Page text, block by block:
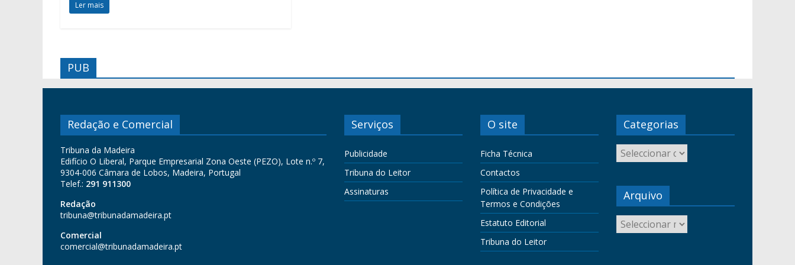
Ler mais
PUB
Redação e Comercial
Tribuna da Madeira
Edifício O Liberal, Parque Empresarial Zona Oeste (PEZO), Lote n.º 7,
9304-006 Câmara de Lobos, Madeira, Portugal
Telef.: 291 911300
Redação
tribuna@tribunadamadeira.pt
Comercial
comercial@tribunadamadeira.pt
Serviços
Publicidade
Tribuna do Leitor
Assinaturas
O site
Ficha Técnica
Contactos
Política de Privacidade e
Termos e Condições
Estatuto Editorial
Tribuna do Leitor
Categorias
Arquivo